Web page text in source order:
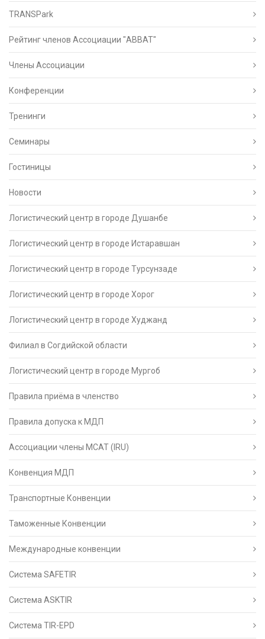
TRANSPark
Рейтинг членов Ассоциации "АВВАТ"
Члены Ассоциации
Конференции
Тренинги
Семинары
Гостиницы
Новости
Логистический центр в городе Душанбе
Логистический центр в городе Истаравшан
Логистический центр в городе Турсунзаде
Логистический центр в городе Хорог
Логистический центр в городе Худжанд
Филиал в Согдийской области
Логистический центр в городе Мургоб
Правила приёма в членство
Правила допуска к МДП
Ассоциации члены МСАТ (IRU)
Конвенция МДП
Транспортные Конвенции
Таможенные Конвенции
Международные конвенции
Система SAFETIR
Система ASKTIR
Система TIR-EPD